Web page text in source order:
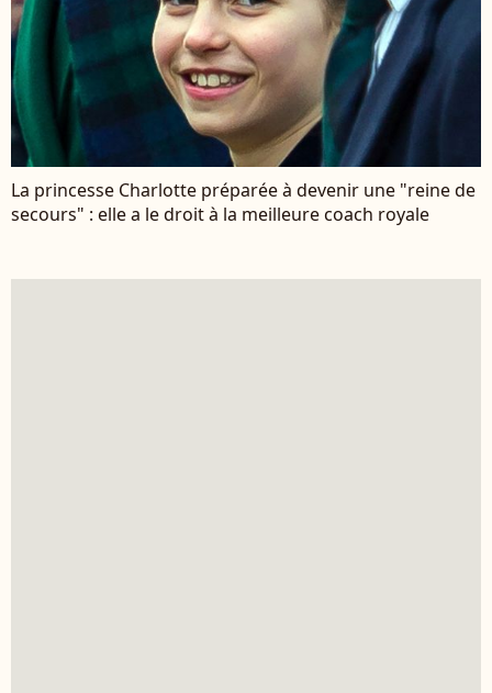
La princesse Charlotte préparée à devenir une "reine de
secours" : elle a le droit à la meilleure coach royale